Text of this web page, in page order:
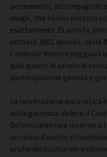
permanenti, accompagnati
mogli, che hanno portato
esattamente 25 anni fa,
ottobre 2001 quando, nella
Cardinale Martini poggiava
quel quarto di secolo di
partecipazione gioiosa e
La celebrazione
della giornata. Vedere il
Delpini celebrare insieme
un colpo d’occhio
profondità culturale e